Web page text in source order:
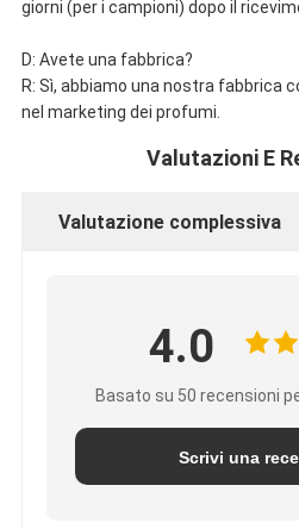
giorni (per i campioni) dopo il
D: Avete una fabbrica?
R: Sì, abbiamo una nostra fabbrica
nel marketing dei profumi.
Valutazioni E
Valutazione complessiva
4.0
Basato su 50 recensioni
Scrivi una